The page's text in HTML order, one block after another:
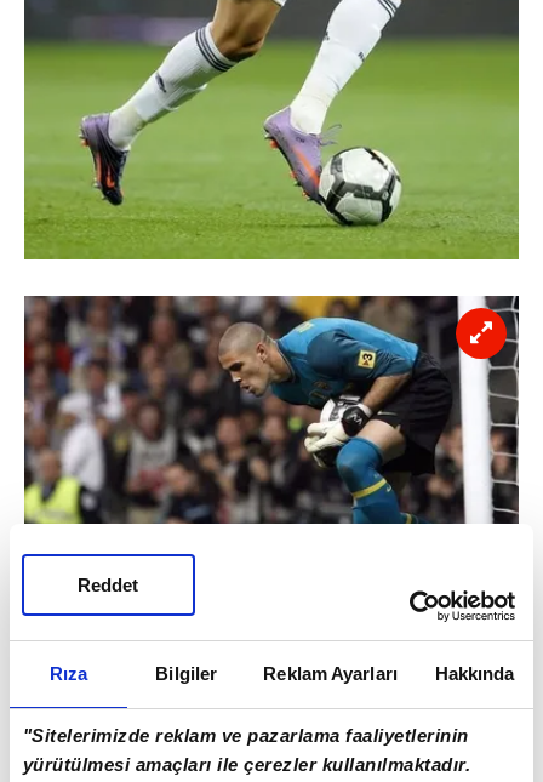
Rıza Bilgiler Reklam Ayarları Hakkında
"Sitelerimizde reklam ve pazarlama faaliyetlerinin
yürütülmesi amaçları ile çerezler kullanılmaktadır.
Reddet